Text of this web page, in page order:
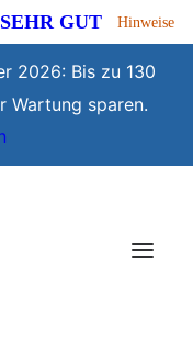
SEHR GUT Hinweise
2026: Bis zu 130
Wartung sparen.